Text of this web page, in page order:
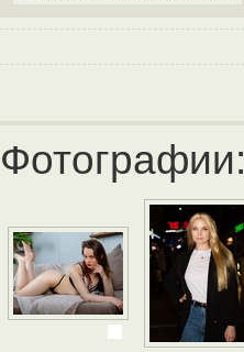
Фотографии: